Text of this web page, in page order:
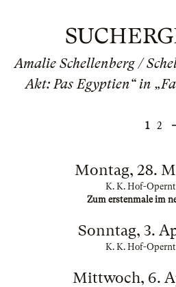
Amalie Schellenberg /
Akt: Pas Egyptien“ in
1 2
Montag, 28.
K. K. Hof-
Zum erstenmale im
Sonntag, 3.
K. K. Hof-
Mittwoch, 6.